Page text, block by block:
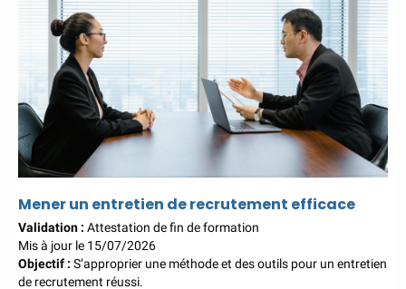
Mener un entretien de recrutement efficace
Validation : Attestation de fin de formation
Mis à jour le 15/07/2026
Objectif : S’approprier une méthode et des outils pour un entretien
de recrutement réussi.